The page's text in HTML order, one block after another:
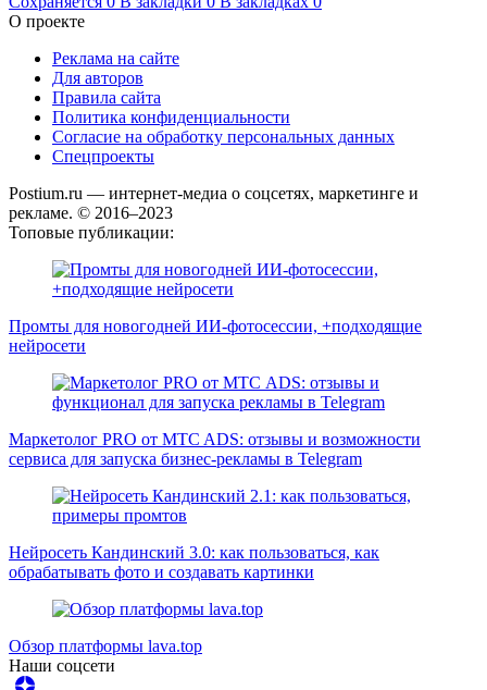
О проекте
Реклама на сайте
Для авторов
Правила сайта
Политика конфиденциальности
Согласие на обработку персональных данных
Спецпроекты
Postium.ru — интернет-медиа о соцсетях, маркетинге и
рекламе. © 2016–2023
Топовые публикации:
Промты для новогодней ИИ-фотосессии, +подходящие
нейросети
Маркетолог PRO от MTC ADS: отзывы и возможности
сервиса для запуска бизнес-рекламы в Telegram
Нейросеть Кандинский 3.0: как пользоваться, как
обрабатывать фото и создавать картинки
Обзор платформы lava.top
Наши соцсети